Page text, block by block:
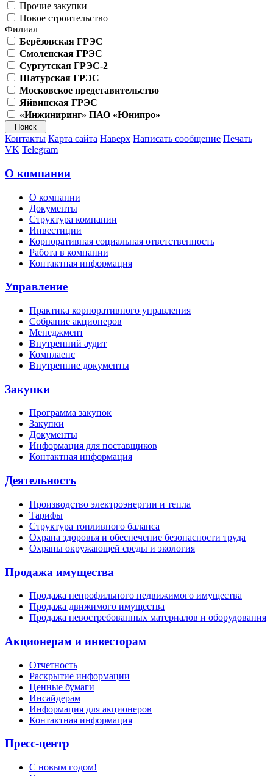
Прочие закупки
Новое строительство
Филиал
Берёзовская ГРЭС
Смоленская ГРЭС
Сургутская ГРЭС-2
Шатурская ГРЭС
Московское представительство
Яйвинская ГРЭС
«Инжиниринг» ПАО «Юнипро»
Контакты Карта сайта Наверх Написать сообщение Печать
VK Telegram
О компании
О компании
Документы
Структура компании
Инвестиции
Корпоративная социальная ответственность
Работа в компании
Контактная информация
Управление
Практика корпоративного управления
Собрание акционеров
Менеджмент
Внутренний аудит
Комплаенс
Внутренние документы
Закупки
Программа закупок
Закупки
Документы
Информация для поставщиков
Контактная информация
Деятельность
Производство электроэнергии и тепла
Тарифы
Структура топливного баланса
Охрана здоровья и обеспечение безопасности труда
Охраны окружающей среды и экология
Продажа имущества
Продажа непрофильного недвижимого имущества
Продажа движимого имущества
Продажа невостребованных материалов и оборудования
Акционерам и инвесторам
Отчетность
Раскрытие информации
Ценные бумаги
Инсайдерам
Информация для акционеров
Контактная информация
Пресс-центр
С новым годом!